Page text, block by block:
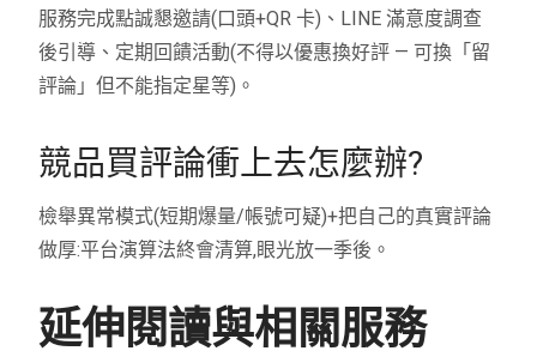
服務完成點誠懇邀請(口頭+QR 卡)、LINE 滿意度調查
後引導、定期回饋活動(不得以優惠換好評 — 可換「留
評論」但不能指定星等)。
競品買評論衝上去怎麼辦?
檢舉異常模式(短期爆量/帳號可疑)+把自己的真實評論
做厚:平台演算法終會清算,眼光放一季後。
延伸閱讀與相關服務